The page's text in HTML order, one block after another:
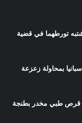
تورطهما في قضية
بمحاولة زعزعة